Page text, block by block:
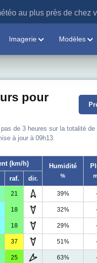
au plus près de chez
Imagerie Modèles
pour
de 3 heures sur la totalité
à jour à 09h13.
(km/h) Humidité
%
raf. dir.
21 39%
18 32%
18 29%
37 51%
25 63%